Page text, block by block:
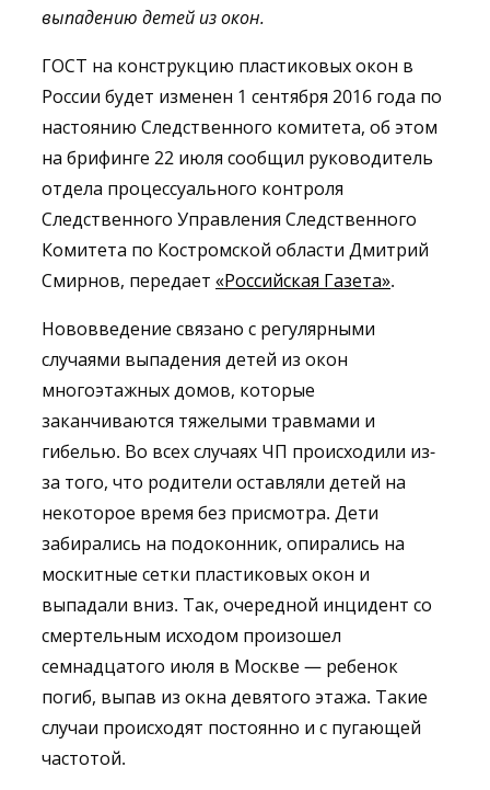
выпадению детей из окон.
ГОСТ на конструкцию пластиковых окон в
России будет изменен 1 сентября 2016 года по
настоянию Следственного комитета, об этом
на брифинге 22 июля сообщил руководитель
отдела процессуального контроля
Следственного Управления Следственного
Комитета по Костромской области Дмитрий
Смирнов, передает «Российская Газета».
Нововведение связано с регулярными
случаями выпадения детей из окон
многоэтажных домов, которые
заканчиваются тяжелыми травмами и
гибелью. Во всех случаях ЧП происходили из-
за того, что родители оставляли детей на
некоторое время без присмотра. Дети
забирались на подоконник, опирались на
москитные сетки пластиковых окон и
выпадали вниз. Так, очередной инцидент со
смертельным исходом произошел
семнадцатого июля в Москве — ребенок
погиб, выпав из окна девятого этажа. Такие
случаи происходят постоянно и с пугающей
частотой.